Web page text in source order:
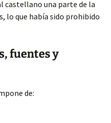
castellano una parte de la
lo que había sido prohibido
fuentes y
de: